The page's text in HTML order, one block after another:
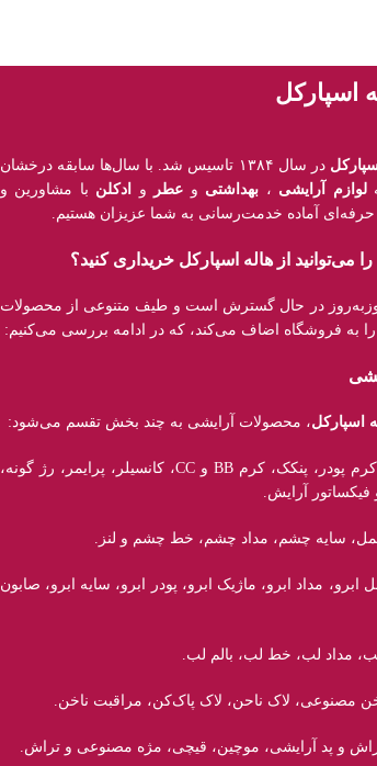
اسپارکل
در سال ۱۳۸۴ تاسیس شد. با سال‌ها سابقه درخشان
لوازم آرایشی ، بهداشتی و عطر و ادکلن با مشاورین و
آماده خدمت‌رسانی به شما عزیزان هستیم.
می‌توانید از هاله اسپارکل خریداری کنید؟
در حال گسترش است و طیف متنوعی از محصولات
را به فروشگاه اضاف می‌کند، که در ادامه بررسی می‌کنیم:
اسپارکل، محصولات آرایشی به چند بخش تقسم می‌شود:
آرایش صورت: کرم پودر، پنکک، کرم BB و CC، کانسیلر، پرایمر، رژ‌ گونه،
و فیکساتور آرایش.
سایه چشم، مداد چشم، خط چشم و لنز.
ابرو، مداد ابرو، ماژیک ابرو، پودر ابرو، سایه ابرو، صابون
مداد لب، خط لب، بالم لب.
مصنوعی، لاک ناحن، لاک پاک‌کن، مراقبت ناخن.
براش و پد آرایشی، موچین، قیچی، مژه مصنوعی و تراش.